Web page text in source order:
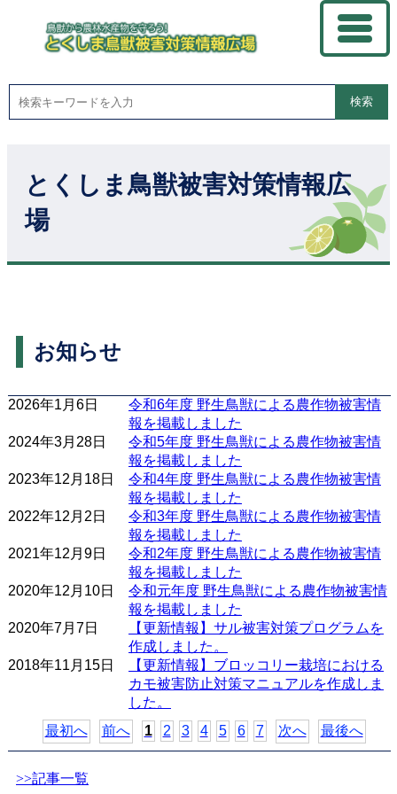
検索
とくしま鳥獣被害対策情報広
場
お知らせ
2026年1月6日
令和6年度 野生鳥獣による農作物被害情
報を掲載しました
2024年3月28日
令和5年度 野生鳥獣による農作物被害情
報を掲載しました
2023年12月18日
令和4年度 野生鳥獣による農作物被害情
報を掲載しました
2022年12月2日
令和3年度 野生鳥獣による農作物被害情
報を掲載しました
2021年12月9日
令和2年度 野生鳥獣による農作物被害情
報を掲載しました
2020年12月10日
令和元年度 野生鳥獣による農作物被害情
報を掲載しました
2020年7月7日
【更新情報】サル被害対策プログラムを
作成しました。
2018年11月15日
【更新情報】ブロッコリー栽培における
カモ被害防止対策マニュアルを作成しま
した。
最初へ
前へ 1 2 3 4 5 6 7 次へ 最後へ
>>記事一覧